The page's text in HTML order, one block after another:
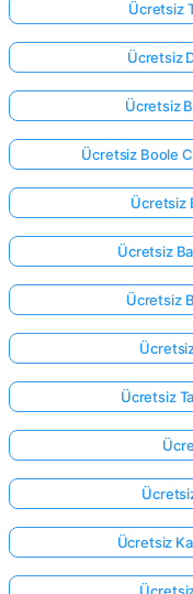
Ücretsiz
Ücretsiz
Ücretsiz
Ücretsiz Boole
Ücretsiz
Ücretsiz
Ücretsiz
Ücretsiz
Ücretsiz